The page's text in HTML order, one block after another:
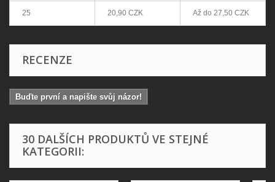
25 20,90 CZK Až do 27,50 CZK
RECENZE
Buďte první a napište svůj názor!
30 DALŠÍCH PRODUKTŮ VE STEJNÉ
KATEGORII: